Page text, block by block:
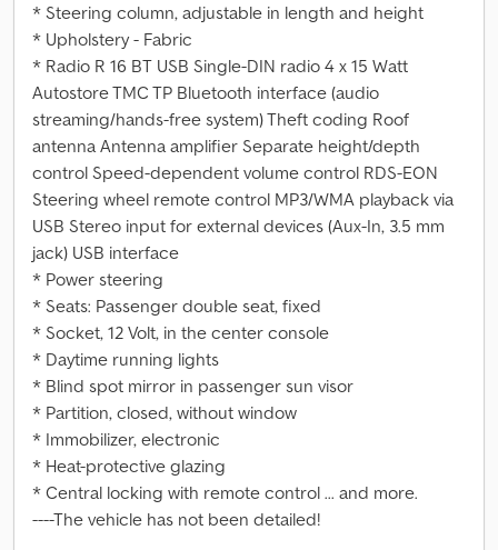
* Steering column, adjustable in length and height
* Upholstery - Fabric
* Radio R 16 BT USB Single-DIN radio 4 x 15 Watt
Autostore TMC TP Bluetooth interface (audio
streaming/hands-free system) Theft coding Roof
antenna Antenna amplifier Separate height/depth
control Speed-dependent volume control RDS-EON
Steering wheel remote control MP3/WMA playback via
USB Stereo input for external devices (Aux-In, 3.5 mm
jack) USB interface
* Power steering
* Seats: Passenger double seat, fixed
* Socket, 12 Volt, in the center console
* Daytime running lights
* Blind spot mirror in passenger sun visor
* Partition, closed, without window
* Immobilizer, electronic
* Heat-protective glazing
* Central locking with remote control ... and more.
----The vehicle has not been detailed!